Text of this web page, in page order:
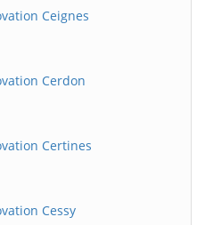
Ceignes
Cerdon
Certines
Cessy